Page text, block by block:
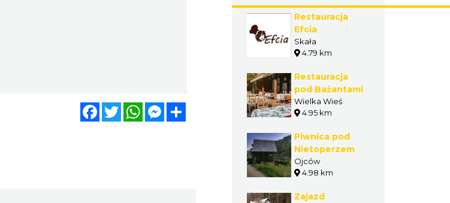
FacebookTwitterWhatsAppMessenger
Restauracja
Efcia
Skała
4.79 km
Restauracja
pod Bażantami
Wielka Wieś
4.95 km
Piwnica pod
Nietoperzem
Ojców
4.98 km
Zajazd